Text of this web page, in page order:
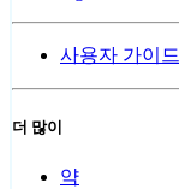
사용자 가이드
더 많이
약